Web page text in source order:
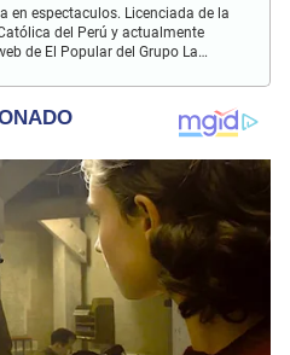
en espectaculos. Licenciada de la
del Perú y actualmente
de El Popular del Grupo La